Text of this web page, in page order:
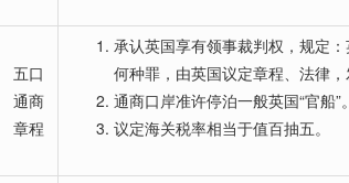
五口
通商
章程
承认英国享有领事裁判权，规定
何种罪，由英国议定章程、法律，
通商口岸准许停泊一般英国“官船”。
议定海关税率相当于值百抽五。